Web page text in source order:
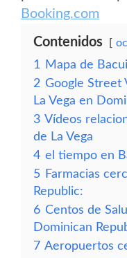
Booking.com
Contenidos
1
Mapa de Bacui
2 Google Street
La Vega en
3 Vídeos
de La Vega
4 el tiempo en
5 Farmacias
Republic:
6 Centos de
Dominican
7 Aeropuertos